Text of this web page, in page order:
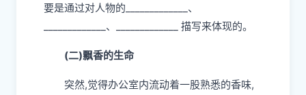
要是通过对人物的_____________、
_____________、_____________ 描写来体现的。
(二)飘香的生命
突然,觉得办公室内流动着一股熟悉的香味,